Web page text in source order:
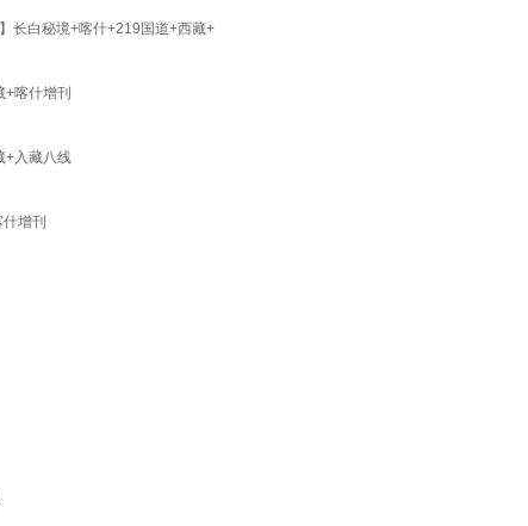
长白秘境+喀什+219国道+西藏+
喀什增刊
+入藏八线
增刊